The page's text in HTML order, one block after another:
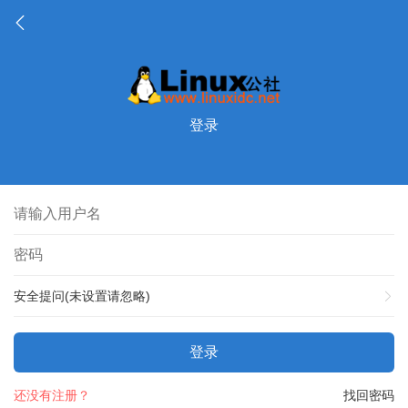
登录
安全提问(未设置请忽略)
登录
找回密码
还没有注册？